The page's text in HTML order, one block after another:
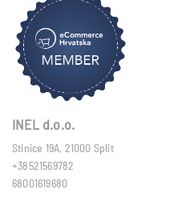
INEL d.o.o.
Stinice 19A, 21000 Split
+38521569782
68001619680